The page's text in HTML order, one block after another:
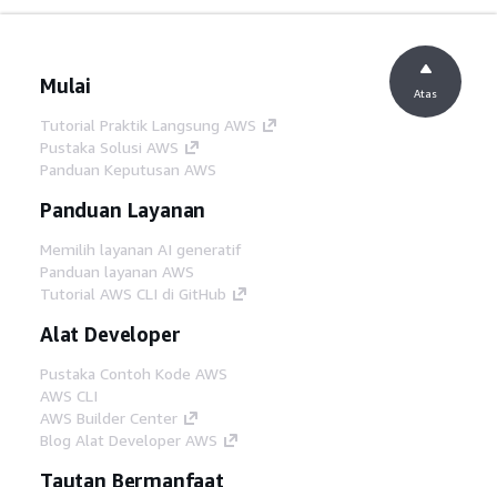
Mulai
Tutorial Praktik Langsung AWS
Pustaka Solusi AWS
Panduan Keputusan AWS
Panduan Layanan
Memilih layanan AI generatif
Panduan layanan AWS
Tutorial AWS CLI di GitHub
Alat Developer
Pustaka Contoh Kode AWS
AWS CLI
AWS Builder Center
Blog Alat Developer AWS
Tautan Bermanfaat
Atas